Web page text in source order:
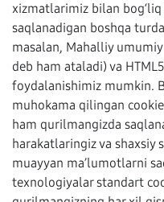
xizmatlarimiz bilan
saqlanadigan boshqa
masalan, Mahalliy
deb ham ataladi) va
foydalanishimiz mumkin.
muhokama qilingan
ham qurilmangizda
harakatlaringiz va shaxsiy
muayyan ma’lumotlarni
texnologiyalar standart